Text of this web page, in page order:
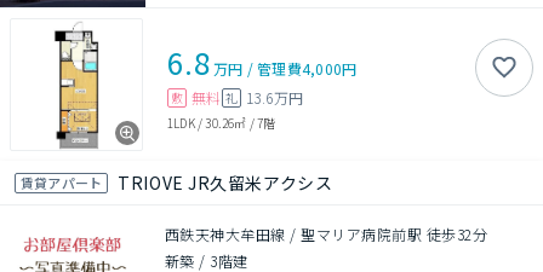
6.8万円 /管理費4,000円
敷 無料 礼 13.6万円
1LDK/30.26㎡ /7階
賃貸アパート TRIOVE JR久留米アクシス
西鉄天神大牟田線 / 聖マリア病院前駅 徒歩32分
新築 / 3階建